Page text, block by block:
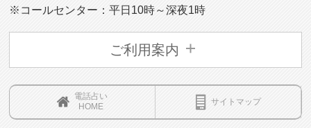
※コールセンター：平日10時～深夜1時
ご利用案内
電話占い
HOME
サイトマップ